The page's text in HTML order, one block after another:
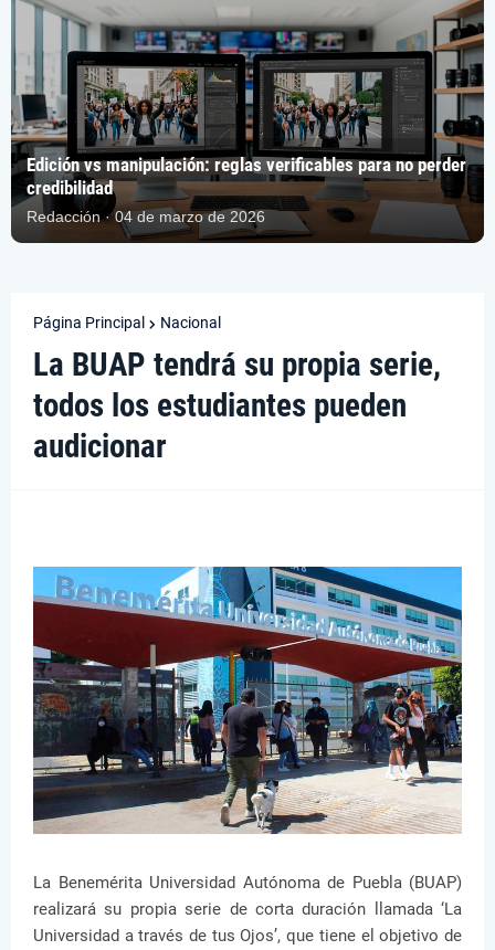
Edición vs manipulación: reglas verificables para no perder
credibilidad
Redacción · 04 de marzo de 2026
Página Principal Nacional
La BUAP tendrá su propia serie,
todos los estudiantes pueden
audicionar
La Benemérita Universidad Autónoma de Puebla (BUAP)
realizará su propia serie de corta duración llamada ‘La
Universidad a través de tus Ojos’, que tiene el objetivo de